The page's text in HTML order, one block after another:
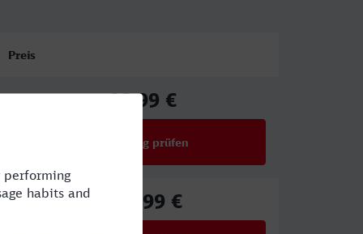
Preis
88,99 €
Verbindung prüfen
100,99 €